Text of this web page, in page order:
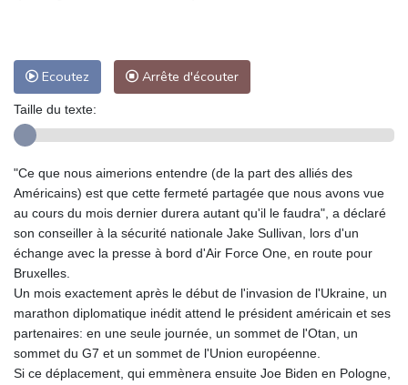
Ecoutez Arrête d'écouter
Taille du texte:
"Ce que nous aimerions entendre (de la part des alliés des
Américains) est que cette fermeté partagée que nous avons vue
au cours du mois dernier durera autant qu'il le faudra", a déclaré
son conseiller à la sécurité nationale Jake Sullivan, lors d'un
échange avec la presse à bord d'Air Force One, en route pour
Bruxelles.
Un mois exactement après le début de l'invasion de l'Ukraine, un
marathon diplomatique inédit attend le président américain et ses
partenaires: en une seule journée, un sommet de l'Otan, un
sommet du G7 et un sommet de l'Union européenne.
Si ce déplacement, qui emmènera ensuite Joe Biden en Pologne,